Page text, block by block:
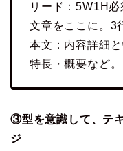
リード：5W1H
文章をここに。3
本文：内容詳細
特長・概要など。
③型を意識して、テ
ジ